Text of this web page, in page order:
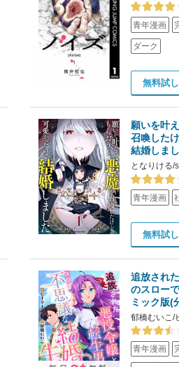
青年漫画
ダーク
無料試
願いを叶
召喚した
結婚しま
となりける/
青年漫画
無料試
追放され
のスロー
ミック版(
郁橋むいこ/
青年漫画